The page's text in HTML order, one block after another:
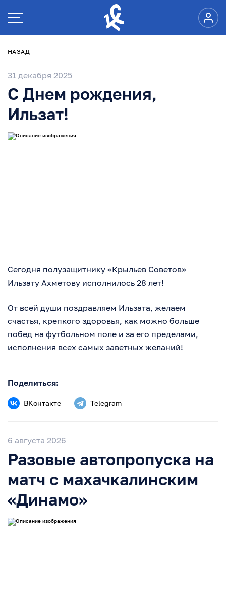
НАЗАД
31 декабря 2025
С Днем рождения,
Ильзат!
Сегодня полузащитнику «Крыльев Советов»
Ильзату Ахметову исполнилось 28 лет!
От всей души поздравляем Ильзата, желаем
счастья, крепкого здоровья, как можно больше
побед на футбольном поле и за его пределами,
исполнения всех самых заветных желаний!
Поделиться:
ВКонтакте Telegram
6 августа 2026
Разовые автопропуска на
матч с махачкалинским
«Динамо»